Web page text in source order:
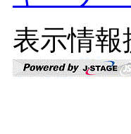
表示情報